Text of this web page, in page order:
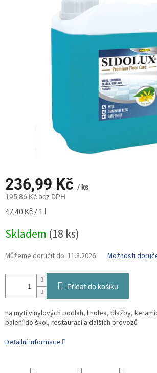
236,99 Kč / ks
195,86 Kč bez DPH
Měrná
47,40 Kč / 1 l
Skladem (18 ks)
Můžeme doručit do: 11.8.2026 Možnosti
Přidat do košíku
na mytí vinylových podlah, linolea, dlažby,
balení do škol, restaurací a dalších provozů
Detailní informace